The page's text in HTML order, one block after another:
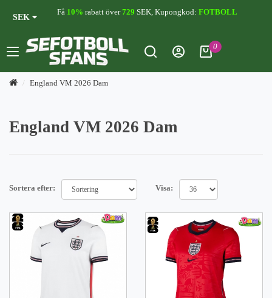
SEK
Få 10% rabatt över729 SEK, Kupongkod: FOTBOLL
0
England VM 2026 Dam
England VM 2026 Dam
Sortera efter: Visa: